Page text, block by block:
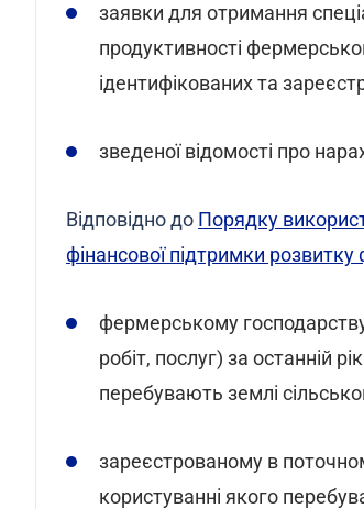
заявки для отримання
продуктивності
ідентифікованих та
зведеної відомості про
Відповідно до Порядку
фінансової підтримки
фермерському
робіт, послуг) за останній
перебувають землі
зареєстрованому в
користуванні якого